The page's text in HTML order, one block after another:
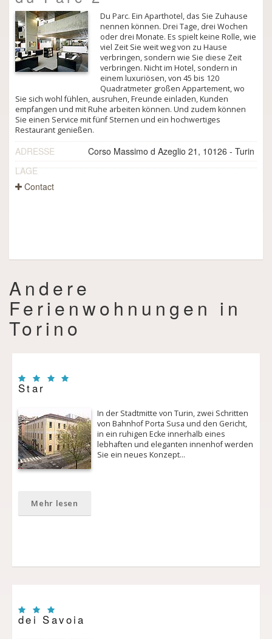
Du Parc. Ein Aparthotel, das Sie Zuhause
nennen können. Drei Tage, drei Wochen
oder drei Monate. Es spielt keine Rolle, wie
viel Zeit Sie weit weg von zu Hause
verbringen, sondern wie Sie diese Zeit
verbringen. Nicht im Hotel, sondern in
einem luxuriösen, von 45 bis 120
Quadratmeter großen Appartement, wo
Sie sich wohl fühlen, ausruhen, Freunde einladen, Kunden
empfangen und mit Ruhe arbeiten können. Und zudem können
Sie einen Service mit fünf Sternen und ein hochwertiges
Restaurant genießen.
ADRESSE
Corso Massimo d Azeglio 21, 10126 - Turin
LAGE
Contact
Andere
Ferienwohnungen in
Torino
Star
In der Stadtmitte von Turin, zwei Schritten
von Bahnhof Porta Susa und den Gericht,
in ein ruhigen Ecke innerhalb eines
lebhaften und eleganten innenhof werden
Sie ein neues Konzept…
Mehr lesen
dei Savoia